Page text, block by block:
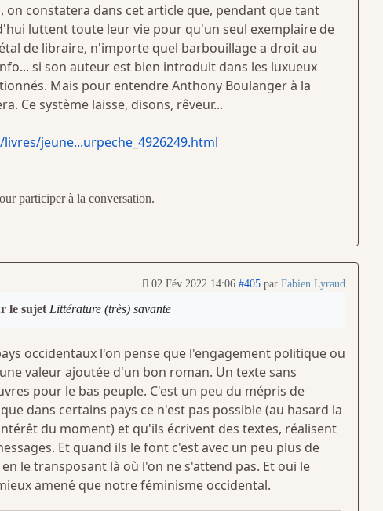
on constatera dans cet article que, pendant que tant
luttent toute leur vie pour qu'un seul exemplaire de
de libraire, n'importe quel barbouillage a droit au
si son auteur est bien introduit dans les luxueux
Mais pour entendre Anthony Boulanger à la
Ce système laisse, disons, rêveur...
jeune...urpeche_4926249.html
participer à la conversation.
02 Fév 2022 14:06 #405 par Fabien Lyraud
le sujet Littérature (très) savante
occidentaux l'on pense que l'engagement politique ou
valeur ajoutée d'un bon roman. Un texte sans
pour le bas peuple. C'est un peu du mépris de
dans certains pays ce n'est pas possible (au hasard la
du moment) et qu'ils écrivent des textes, réalisent
Et quand ils le font c'est avec un peu plus de
le transposant là où l'on ne s'attend pas. Et oui le
amené que notre féminisme occidental.